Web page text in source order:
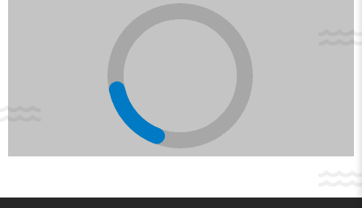
Special Requests box when booking, or contact the
property directly with the contact details provided in
your confirmation. Guests are required to show a photo
identification and credit card upon check-in. Please
note that all Special Requests are subject to availability
and additional charges may apply. In accordance with
government guidelines to minimise transmission of the
Coronavirus (COVID-19), this property currently isn't
accepting guests from certain countries, during dates
to EUR 150 after check-out, according to this property's